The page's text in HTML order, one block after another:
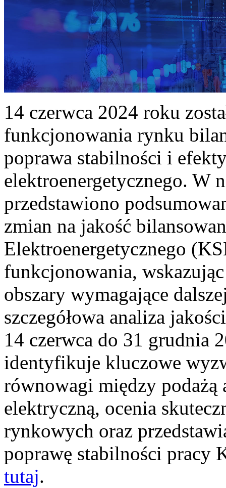
14 czerwca 2024 roku
funkcjonowania rynku
poprawa stabilności i
elektroenergetycznego. W
przedstawiono
zmian na jakość
Elektroenergetycznego
funkcjonowania,
obszary wymagające
szczegółowa analiza
14 czerwca do 31 grudnia
identyfikuje kluczowe
równowagi między podażą
elektryczną, ocenia
rynkowych oraz
poprawę stabilności pracy
tutaj.